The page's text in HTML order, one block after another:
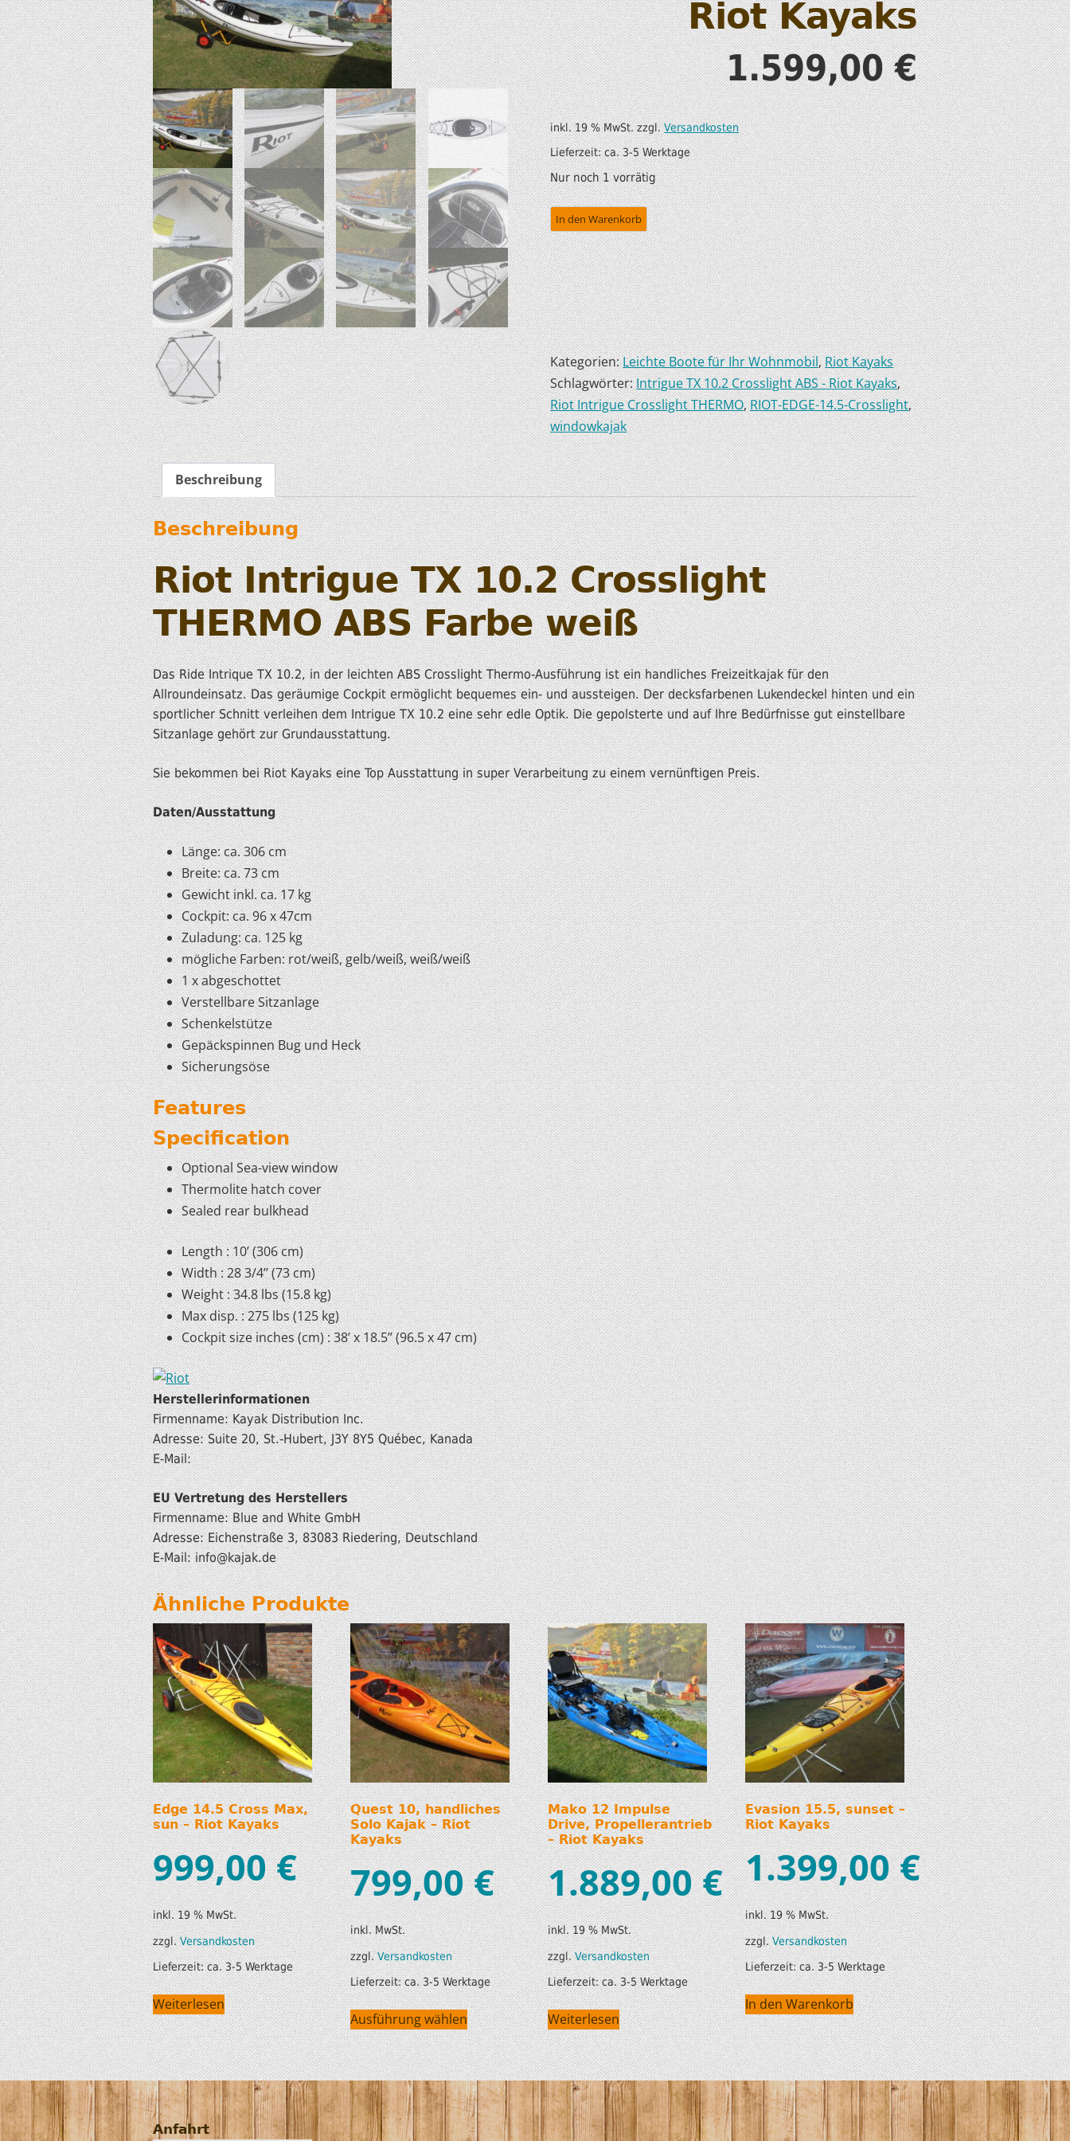
SUP AIR SUP
MODUL KAJAKS
LUFTBOOTE
LEICHTE BOOTE FÜR IHR
WOHNMOBIL
SONDERANGEBOTE/SALE
WILDERNESS SYSTEMS
ZUBEHÖR
DOPPELPADDEL
STECHPADDEL
WESTEN & SICHERHEIT
TRANSPORT &
LAGERUNG
BOOTSWAGEN
SPRITZDECKEN/
LUKENDECKEL
RAM ZUBEHÖR
HOBIE KAJAKS
ELEKTROMOTORE
Riot Kayaks
1.599,00€
inkl. 19 % MwSt. zzgl.Versandkosten
Lieferzeit:ca. 3-5 Werktage
Nur noch 1 vorrätig
In den Warenkorb
Kategorien:Leichte Boote für Ihr Wohnmobil,Riot Kayaks
Schlagwörter:Intrigue TX 10.2 Crosslight ABS - Riot Kayaks,
Riot Intrigue Crosslight THERMO,RIOT-EDGE-14.5-Crosslight,
windowkajak
Beschreibung
Beschreibung
Riot Intrigue TX 10.2 Crosslight
THERMO ABS Farbe weiß
Das Ride Intrique TX 10.2, in der leichten ABS Crosslight Thermo-Ausführung ist ein handliches Freizeitkajak für den
Allroundeinsatz. Das geräumige Cockpit ermöglicht bequemes ein- und aussteigen. Der decksfarbenen Lukendeckel hinten und ein
sportlicher Schnitt verleihen dem Intrigue TX 10.2 eine sehr edle Optik. Die gepolsterte und auf Ihre Bedürfnisse gut einstellbare
Sitzanlage gehört zur Grundausstattung.
Sie bekommen bei Riot Kayaks eine Top Ausstattung in super Verarbeitung zu einem vernünftigen Preis.
Daten/Ausstattung
Länge: ca. 306 cm
Breite: ca. 73 cm
Gewicht inkl. ca. 17 kg
Cockpit: ca. 96 x 47cm
Zuladung: ca. 125 kg
mögliche Farben: rot/weiß, gelb/weiß, weiß/weiß
1 x abgeschottet
Verstellbare Sitzanlage
Schenkelstütze
Gepäckspinnen Bug und Heck
Sicherungsöse
Features
Specification
Optional Sea-view window
Thermolite hatch cover
Sealed rear bulkhead
Length : 10’ (306 cm)
Width : 28 3/4’’ (73 cm)
Weight : 34.8 lbs (15.8 kg)
Max disp. : 275 lbs (125 kg)
Cockpit size inches (cm) : 38’ x 18.5’’ (96.5 x 47 cm)
Herstellerinformationen
Firmenname: Kayak Distribution Inc.
Adresse: Suite 20, St.-Hubert, J3Y 8Y5 Québec, Kanada
E-Mail:
EU Vertretung des Herstellers
Firmenname: Blue and White GmbH
Adresse: Eichenstraße 3, 83083 Riedering, Deutschland
E-Mail: info@kajak.de
Ähnliche Produkte
Edge 14.5 Cross Max,
sun – Riot Kayaks
999,00€
inkl. 19 % MwSt.
zzgl.Versandkosten
Lieferzeit:ca. 3-5 Werktage
Weiterlesen
Quest 10, handliches
Solo Kajak – Riot
Kayaks
799,00€
inkl. MwSt.
zzgl.Versandkosten
Lieferzeit:ca. 3-5 Werktage
Ausführung wählen
Mako 12 Impulse
Drive, Propellerantrieb
– Riot Kayaks
1.889,00€
inkl. 19 % MwSt.
zzgl.Versandkosten
Lieferzeit:ca. 3-5 Werktage
Weiterlesen
Evasion 15.5, sunset –
Riot Kayaks
1.399,00€
inkl. 19 % MwSt.
zzgl.Versandkosten
Lieferzeit:ca. 3-5 Werktage
In den Warenkorb
Anfahrt